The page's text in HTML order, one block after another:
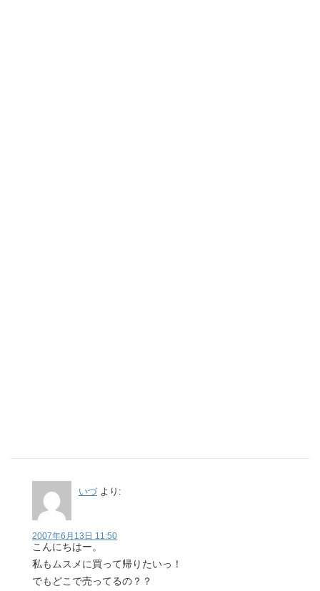
いづ より:
2007年6月13日 11:50
こんにちはー。
私もムスメに買って帰りたいっ！
でもどこで売ってるの？？